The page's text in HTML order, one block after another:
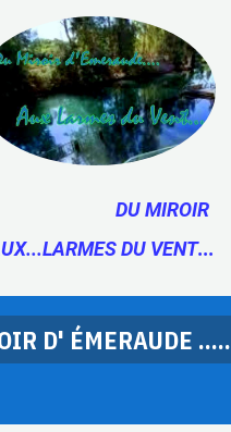
DU MIROIR
DU VENT...
D' ÉMERAUDE .....